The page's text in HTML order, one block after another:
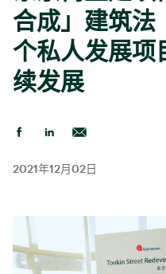
合成」建筑法
个私人发展项
续发展
2021年12月02日